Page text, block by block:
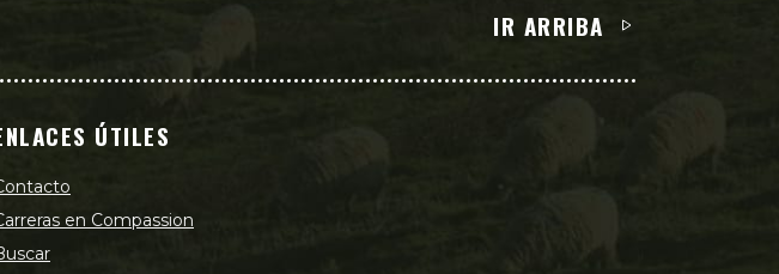
IR ARRIBA
ÚTILES
en Compassion